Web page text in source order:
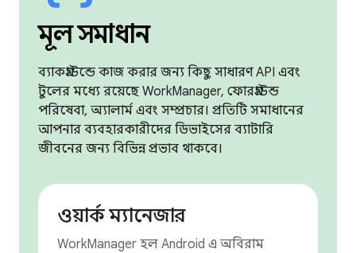
মূল সমাধান
ব্যাকগ্রাউন্ডে কাজ করার জন্য কিছু সাধারণ API এবং
টুলের মধ্যে রয়েছে WorkManager, ফোরগ্রাউন্ড
পরিষেবা, অ্যালার্ম এবং সম্প্রচার। প্রতিটি সমাধানের
আপনার ব্যবহারকারীদের ডিভাইসের ব্যাটারি
জীবনের জন্য বিভিন্ন প্রভাব থাকবে।
ওয়ার্ক ম্যানেজার
WorkManager হল Android এ অবিরাম